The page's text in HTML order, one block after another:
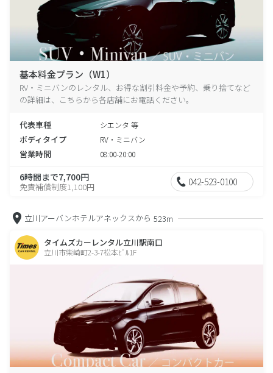
基本料金プラン（W1）
RV・ミニバンのレンタル、お得な割引料金や予約、乗り捨てなど
の詳細は、こちらから各店舗にお電話ください。
代表車種 シエンタ 等
ボディタイプ RV・ミニバン
営業時間 08:00-20:00
6時間まで7,700円
免責補償制度1,100円 042-523-0100
立川アーバンホテルアネックスから 523m
タイムズカーレンタル立川駅南口
立川市柴崎町2-3-7松本ﾋﾞﾙ1F